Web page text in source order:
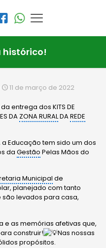
histórico!
11 de março de 2022
entrega dos KITS DE
DA ZONA RURALDAREDE
Educação tem sido um dos
daGestão Pelas Mãos do
Municipal de
planejado com tanto
levados para casa,
e as memórias afetivas que,
construir!
Nas nossas
propósitos.